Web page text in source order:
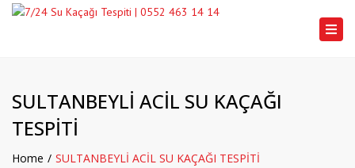
SULTANBEYLİ ACİL SU KAÇAĞI
TESPİTİ
Home SULTANBEYLİ ACİL SU KAÇAĞI TESPİTİ